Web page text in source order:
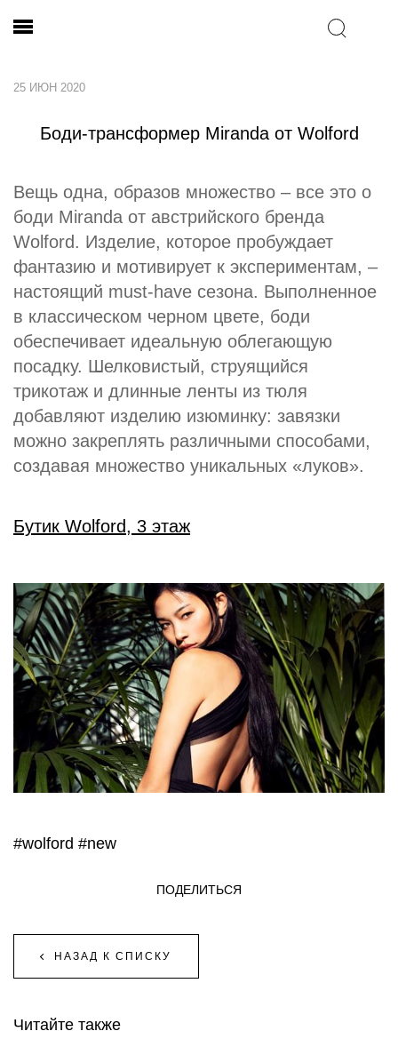
25 ИЮН 2020
Боди-трансформер Miranda от Wolford
Вещь одна, образов множество – все это о
боди Miranda от австрийского бренда
Wolford. Изделие, которое пробуждает
фантазию и мотивирует к экспериментам, –
настоящий must-have сезона. Выполненное
в классическом черном цвете, боди
обеспечивает идеальную облегающую
посадку. Шелковистый, струящийся
трикотаж и длинные ленты из тюля
добавляют изделию изюминку: завязки
можно закреплять различными способами,
создавая множество уникальных «луков».
Бутик Wolford, 3 этаж
#wolford #new
НАЗАД К СПИСКУ
ПОДЕЛИТЬСЯ
Читайте также